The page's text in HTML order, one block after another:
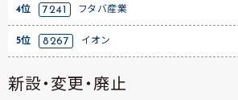
4位 7241 フタバ産業
5位 8267 イオン
新設・変更・廃止